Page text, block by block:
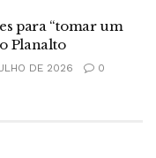
para “tomar um
Planalto
DE 2026 0